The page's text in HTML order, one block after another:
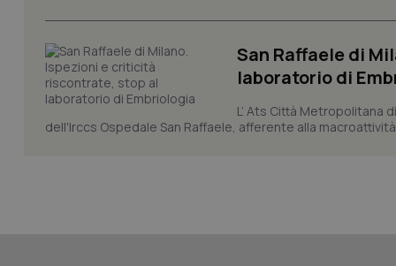
San Raffaele di
laboratorio di
L’ Ats Città Metropolitana
dell'Irccs Ospedale San Raffaele, afferente alla
session-id
_ga